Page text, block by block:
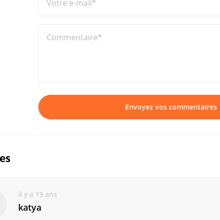
Votre e-mail*
Commentaire*
Envoyez vos commentaires
il y a 19 ans
katya